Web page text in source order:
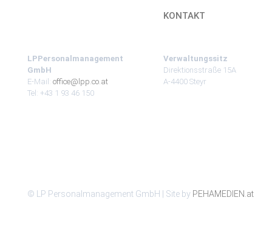
KONTAKT
LPPersonalmanagement
GmbH
E-Mail: office@lpp.co.at
Tel: +43 1 93 46 150
Verwaltungssitz
Direktionsstraße 15A
A-4400 Steyr
© LP Personalmanagement GmbH | Site by PEHAMEDIEN.at